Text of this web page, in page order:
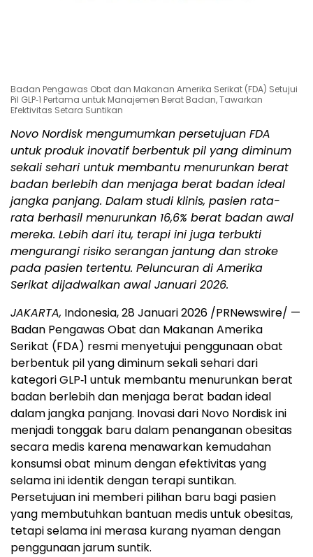
Badan Pengawas Obat dan Makanan Amerika Serikat (FDA) Setujui
Pil GLP‑1 Pertama untuk Manajemen Berat Badan, Tawarkan
Efektivitas Setara Suntikan
Novo Nordisk mengumumkan persetujuan FDA
untuk produk inovatif berbentuk pil yang diminum
sekali sehari untuk membantu menurunkan berat
badan berlebih dan menjaga berat badan ideal
jangka panjang. Dalam studi klinis, pasien rata-
rata berhasil menurunkan 16,6% berat badan awal
mereka. Lebih dari itu, terapi ini juga terbukti
mengurangi risiko serangan jantung dan stroke
pada pasien tertentu. Peluncuran di Amerika
Serikat dijadwalkan awal Januari 2026.
JAKARTA, Indonesia, 28 Januari 2026 /PRNewswire/ —
Badan Pengawas Obat dan Makanan Amerika
Serikat (FDA) resmi menyetujui penggunaan obat
berbentuk pil yang diminum sekali sehari dari
kategori GLP‑1 untuk membantu menurunkan berat
badan berlebih dan menjaga berat badan ideal
dalam jangka panjang. Inovasi dari Novo Nordisk ini
menjadi tonggak baru dalam penanganan obesitas
secara medis karena menawarkan kemudahan
konsumsi obat minum dengan efektivitas yang
selama ini identik dengan terapi suntikan.
Persetujuan ini memberi pilihan baru bagi pasien
yang membutuhkan bantuan medis untuk obesitas,
tetapi selama ini merasa kurang nyaman dengan
penggunaan jarum suntik.